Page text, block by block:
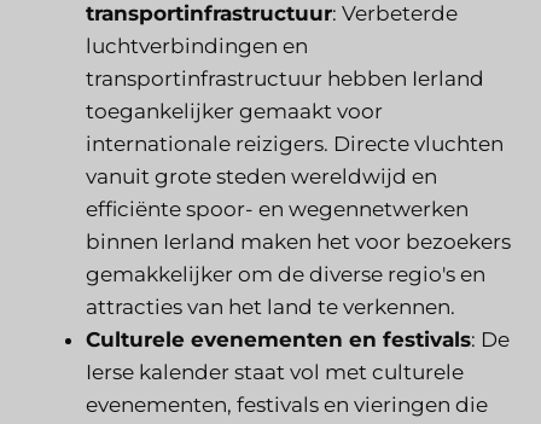
transportinfrastructuur: Verbeterde
luchtverbindingen en
transportinfrastructuur hebben Ierland
toegankelijker gemaakt voor
internationale reizigers. Directe vluchten
vanuit grote steden wereldwijd en
efficiënte spoor- en wegennetwerken
binnen Ierland maken het voor bezoekers
gemakkelijker om de diverse regio's en
attracties van het land te verkennen.
Culturele evenementen en festivals: De
Ierse kalender staat vol met culturele
evenementen, festivals en vieringen die